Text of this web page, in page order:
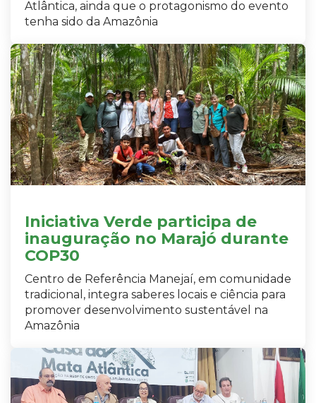
Atlântica, ainda que o protagonismo do evento
tenha sido da Amazônia
Iniciativa Verde participa de
inauguração no Marajó durante
COP30
Centro de Referência Manejaí, em comunidade
tradicional, integra saberes locais e ciência para
promover desenvolvimento sustentável na
Amazônia